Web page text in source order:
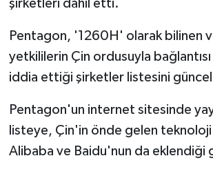
şirketleri dahil etti.
Pentagon, '1260H' olarak bilinen
yetkililerin Çin ordusuyla
iddia ettiği şirketler listesini
Pentagon'un internet sitesinde
listeye, Çin'in önde gelen
Alibaba ve Baidu'nun da eklendiği